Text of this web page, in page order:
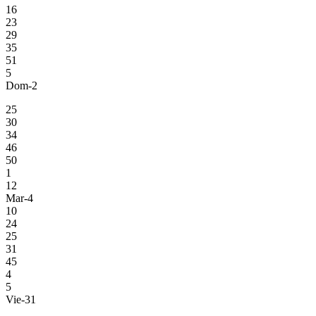
16
23
29
35
51
5
Dom-2
25
30
34
46
50
1
12
Mar-4
10
24
25
31
45
4
5
Vie-31